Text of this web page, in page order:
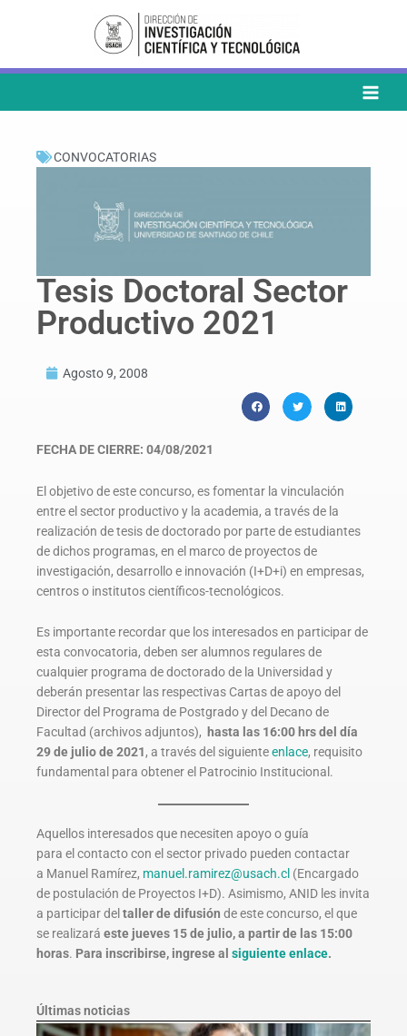
CONVOCATORIAS
Tesis Doctoral Sector
Productivo 2021
Agosto 9, 2008
FECHA DE CIERRE: 04/08/2021
El objetivo de este concurso, es fomentar la vinculación
entre el sector productivo y la academia, a través de la
realización de tesis de doctorado por parte de estudiantes
de dichos programas, en el marco de proyectos de
investigación, desarrollo e innovación (I+D+i) en empresas,
centros o institutos científicos-tecnológicos.
Es importante recordar que los interesados en participar de
esta convocatoria, deben ser alumnos regulares de
cualquier programa de doctorado de la Universidad y
deberán presentar las respectivas Cartas de apoyo del
Director del Programa de Postgrado y del Decano de
Facultad (archivos adjuntos), hasta las 16:00 hrs del día
29 de julio de 2021, a través del siguienteenlace, requisito
fundamental para obtener el Patrocinio Institucional.
Aquellos interesados que necesiten apoyo o guía
para el contacto con el sector privado pueden contactar
a Manuel Ramírez, manuel.ramirez@usach.cl (Encargado
de postulación de Proyectos I+D). Asimismo, ANID les invita
a participar del taller dedifusión de este concurso, el que
se realizará este jueves 15 de julio, a partir de las 15:00
horas. Para inscribirse, ingrese al siguiente enlace.
Últimas noticias